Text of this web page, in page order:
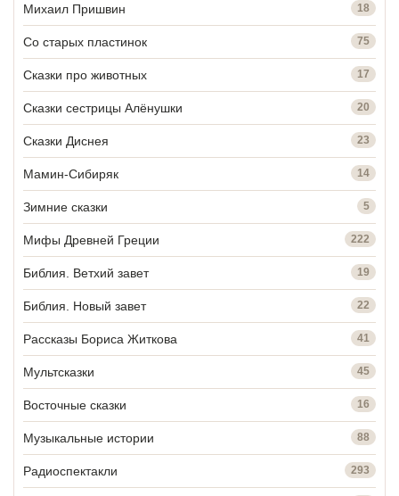
Михаил Пришвин 18
Со старых пластинок 75
Сказки про животных 17
Сказки сестрицы Алёнушки 20
Сказки Диснея 23
Мамин-Сибиряк 14
Зимние сказки 5
Мифы Древней Греции 222
Библия. Ветхий завет 19
Библия. Новый завет 22
Рассказы Бориса Житкова 41
Мультсказки 45
Восточные сказки 16
Музыкальные истории 88
Радиоспектакли 293